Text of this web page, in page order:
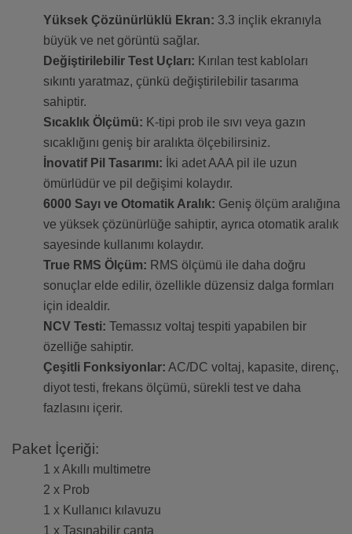
Yüksek Çözünürlüklü Ekran: 3.3 inçlik ekranıyla
büyük ve net görüntü sağlar.
Değiştirilebilir Test Uçları: Kırılan test kabloları
sıkıntı yaratmaz, çünkü değiştirilebilir tasarıma
sahiptir.
Sıcaklık Ölçümü: K-tipi prob ile sıvı veya gazın
sıcaklığını geniş bir aralıkta ölçebilirsiniz.
İnovatif Pil Tasarımı: İki adet AAA pil ile uzun
ömürlüdür ve pil değişimi kolaydır.
6000 Sayı ve Otomatik Aralık: Geniş ölçüm aralığına
ve yüksek çözünürlüğe sahiptir, ayrıca otomatik aralık
sayesinde kullanımı kolaydır.
True RMS Ölçüm: RMS ölçümü ile daha doğru
sonuçlar elde edilir, özellikle düzensiz dalga formları
için idealdir.
NCV Testi: Temassız voltaj tespiti yapabilen bir
özelliğe sahiptir.
Çeşitli Fonksiyonlar: AC/DC voltaj, kapasite, direnç,
diyot testi, frekans ölçümü, sürekli test ve daha
fazlasını içerir.
Paket İçeriği:
1 x Akıllı multimetre
2 x Prob
1 x Kullanıcı kılavuzu
1 x Taşınabilir çanta